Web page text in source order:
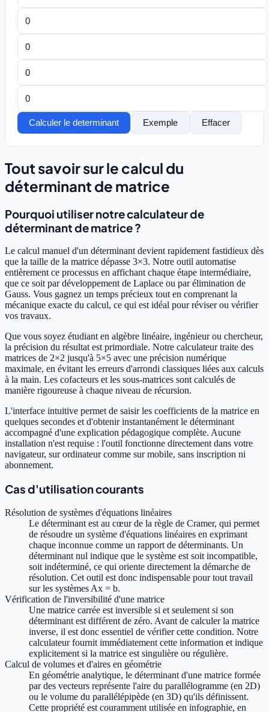
Calculer le determinant Exemple Effacer
Tout savoir sur le calcul du
déterminant de matrice
Pourquoi utiliser notre calculateur de
déterminant de matrice ?
Le calcul manuel d'un déterminant devient rapidement fastidieux dès
que la taille de la matrice dépasse 3×3. Notre outil automatise
entièrement ce processus en affichant chaque étape intermédiaire,
que ce soit par développement de Laplace ou par élimination de
Gauss. Vous gagnez un temps précieux tout en comprenant la
mécanique exacte du calcul, ce qui est idéal pour réviser ou vérifier
vos travaux.
Que vous soyez étudiant en algèbre linéaire, ingénieur ou chercheur,
la précision du résultat est primordiale. Notre calculateur traite des
matrices de 2×2 jusqu'à 5×5 avec une précision numérique
maximale, en évitant les erreurs d'arrondi classiques liées aux calculs
à la main. Les cofacteurs et les sous-matrices sont calculés de
manière rigoureuse à chaque niveau de récursion.
L'interface intuitive permet de saisir les coefficients de la matrice en
quelques secondes et d'obtenir instantanément le déterminant
accompagné d'une explication pédagogique complète. Aucune
installation n'est requise : l'outil fonctionne directement dans votre
navigateur, sur ordinateur comme sur mobile, sans inscription ni
abonnement.
Cas d'utilisation courants
Résolution de systèmes d'équations linéaires
Le déterminant est au cœur de la règle de Cramer, qui permet
de résoudre un système d'équations linéaires en exprimant
chaque inconnue comme un rapport de déterminants. Un
déterminant nul indique que le système est soit incompatible,
soit indéterminé, ce qui oriente directement la démarche de
résolution. Cet outil est donc indispensable pour tout travail
sur les systèmes Ax = b.
Vérification de l'inversibilité d'une matrice
Une matrice carrée est inversible si et seulement si son
déterminant est différent de zéro. Avant de calculer la matrice
inverse, il est donc essentiel de vérifier cette condition. Notre
calculateur fournit immédiatement cette information et indique
explicitement si la matrice est singulière ou régulière.
Calcul de volumes et d'aires en géométrie
En géométrie analytique, le déterminant d'une matrice formée
par des vecteurs représente l'aire du parallélogramme (en 2D)
ou le volume du parallélépipède (en 3D) qu'ils définissent.
Cette propriété est couramment utilisée en infographie, en